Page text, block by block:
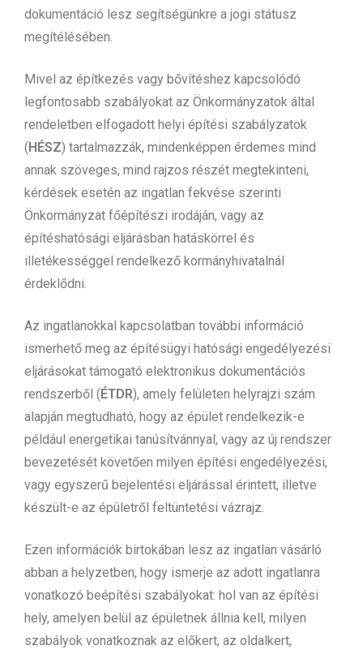
dokumentáció lesz segítségünkre a jogi státusz
megítélésében.
Mivel az építkezés vagy bővítéshez kapcsolódó
legfontosabb szabályokat az Önkormányzatok által
rendeletben elfogadott helyi építési szabályzatok
(HÉSZ) tartalmazzák, mindenképpen érdemes mind
annak szöveges, mind rajzos részét megtekinteni,
kérdések esetén az ingatlan fekvése szerinti
Önkormányzat főépítészi irodáján, vagy az
építéshatósági eljárásban hatáskörrel és
illetékességgel rendelkező kormányhivatalnál
érdeklődni.
Az ingatlanokkal kapcsolatban további információ
ismerhető meg az építésügyi hatósági engedélyezési
eljárásokat támogató elektronikus dokumentációs
rendszerből (ÉTDR), amely felületen helyrajzi szám
alapján megtudható, hogy az épület rendelkezik-e
például energetikai tanúsítvánnyal, vagy az új rendszer
bevezetését követően milyen építési engedélyezési,
vagy egyszerű bejelentési eljárással érintett, illetve
készült-e az épületről feltüntetési vázrajz.
Ezen információk birtokában lesz az ingatlan vásárló
abban a helyzetben, hogy ismerje az adott ingatlanra
vonatkozó beépítési szabályokat: hol van az építési
hely, amelyen belül az épületnek állnia kell, milyen
szabályok vonatkoznak az előkert, az oldalkert,